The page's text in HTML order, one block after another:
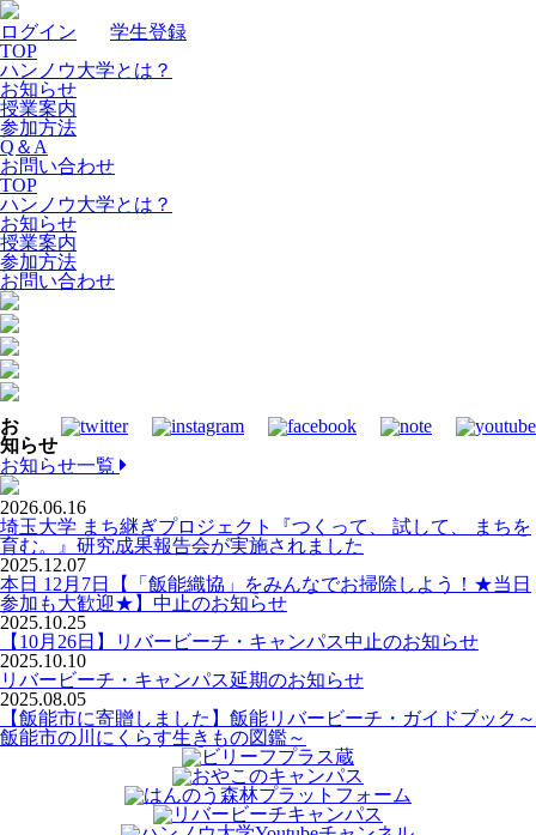
ログイン
学生登録
TOP
ハンノウ大学とは？
お知らせ
授業案内
参加方法
Q＆A
お問い合わせ
TOP
ハンノウ大学とは？
お知らせ
授業案内
参加方法
お問い合わせ
お
知らせ
お知らせ一覧
2026.06.16
埼玉大学 まち継ぎプロジェクト『つくって、 試して、 まちを
育む。』研究成果報告会が実施されました
2025.12.07
本日 12月7日【「飯能織協」をみんなでお掃除しよう！★当日
参加も大歓迎★】中止のお知らせ
2025.10.25
【10月26日】リバービーチ・キャンパス中止のお知らせ
2025.10.10
リバービーチ・キャンパス延期のお知らせ
2025.08.05
【飯能市に寄贈しました】飯能リバービーチ・ガイドブック～
飯能市の川にくらす生きもの図鑑～